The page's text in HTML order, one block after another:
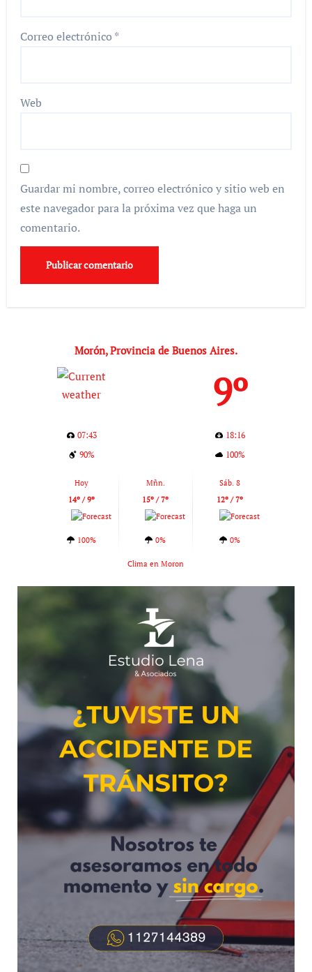
Correo electrónico *
Web
Guardar mi nombre, correo electrónico y sitio web en
este navegador para la próxima vez que haga un
comentario.
Morón, Provincia de Buenos Aires.
9º
07:43
18:16
90%
100%
Hoy
14º / 9º
100%
Mñn.
15º / 7º
0%
Sáb. 8
12º / 7º
0%
Clima en Moron